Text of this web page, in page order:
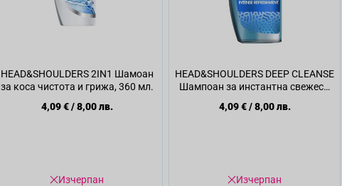
HEAD&SHOULDERS 2IN1 Шамоан
за коса чистота и грижа, 360 мл.
4,09 €/8,00 лв.
Изчерпан
HEAD&SHOULDERS DEEP CLEANSE
Шампоан за инстантна свежест,
4,09 €/8,00 лв.
Изчерпан